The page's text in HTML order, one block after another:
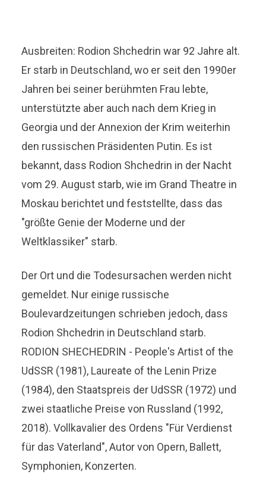
Ausbreiten: Rodion Shchedrin war 92 Jahre alt.
Er starb in Deutschland, wo er seit den 1990er
Jahren bei seiner berühmten Frau lebte,
unterstützte aber auch nach dem Krieg in
Georgia und der Annexion der Krim weiterhin
den russischen Präsidenten Putin. Es ist
bekannt, dass Rodion Shchedrin in der Nacht
vom 29. August starb, wie im Grand Theatre in
Moskau berichtet und feststellte, dass das
"größte Genie der Moderne und der
Weltklassiker" starb.
Der Ort und die Todesursachen werden nicht
gemeldet. Nur einige russische
Boulevardzeitungen schrieben jedoch, dass
Rodion Shchedrin in Deutschland starb.
RODION SHECHEDRIN - People's Artist of the
UdSSR (1981), Laureate of the Lenin Prize
(1984), den Staatspreis der UdSSR (1972) und
zwei staatliche Preise von Russland (1992,
2018). Vollkavalier des Ordens "Für Verdienst
für das Vaterland", Autor von Opern, Ballett,
Symphonien, Konzerten.